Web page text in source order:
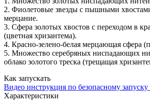
2. Фиолетовые звезды с пышными
мерцание.
3. Сфера золотых хвостов с переходом в
(цветная хризантема).
4. Красно-зелено-белая мерцающая сфера
5. Множество серебряных ниспадающих
облако золотого треска (трещащая
Как запускать
Видео инструкция по безопасному запуску
Характеристики